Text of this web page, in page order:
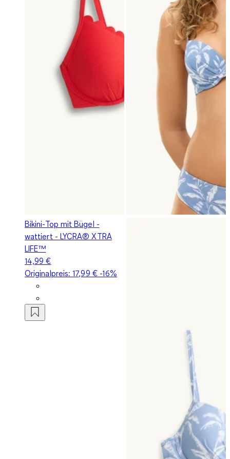
Bikini-Top mit Bügel -
wattiert - LYCRA® XTRA
LIFE™
14,99 €
Originalpreis:17,99 €-16%